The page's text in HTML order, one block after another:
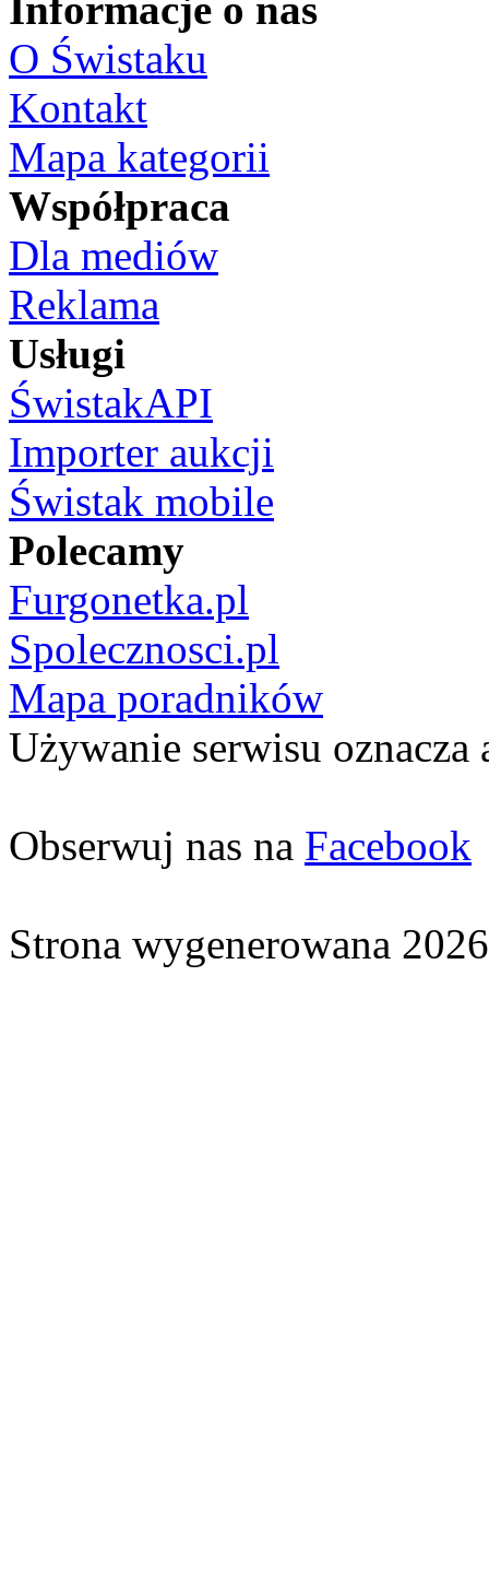
O Świstaku
Kontakt
Mapa kategorii
Współpraca
Dla mediów
Reklama
Usługi
ŚwistakAPI
Importer aukcji
Świstak mobile
Polecamy
Furgonetka.pl
Spolecznosci.pl
Mapa poradników
Używanie serwisu oznacza
Obserwuj nas na Facebook
Strona wygenerowana